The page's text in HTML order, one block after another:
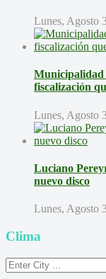
Lunes, Agosto
Municipalidad
fiscalización
Lunes, Agosto
Luciano
nuevo disco
Lunes, Agosto
Clima